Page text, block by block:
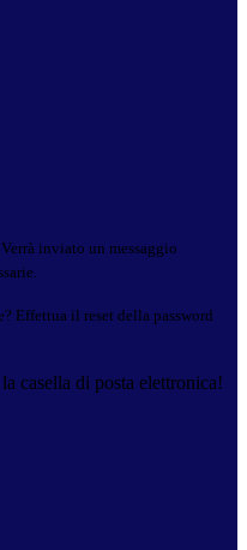
Verrà inviato un messaggio
Effettua il reset della password
casella di posta elettronica!